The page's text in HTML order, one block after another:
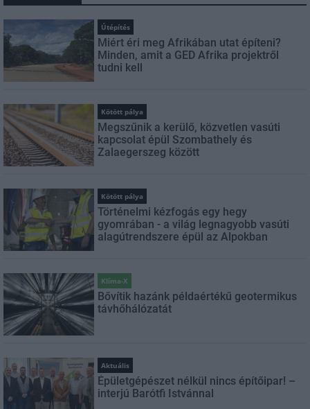
Útépítés
Miért éri meg Afrikában utat építeni?
Minden, amit a GED Afrika projektről
tudni kell
Kötött pálya
Megszűnik a kerülő, közvetlen vasúti
kapcsolat épül Szombathely és
Zalaegerszeg között
Kötött pálya
Történelmi kézfogás egy hegy
gyomrában - a világ legnagyobb vasúti
alagútrendszere épül az Alpokban
Klíma-X
Bővítik hazánk példaértékű geotermikus
távhőhálózatát
Aktuális
Épületgépészet nélkül nincs építőipar! –
interjú Barótfi Istvánnal